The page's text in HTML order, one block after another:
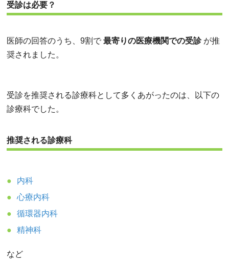
受診は必要？
医師の回答のうち、9割で 最寄りの医療機関での受診 が推
奨されました。
受診を推奨される診療科として多くあがったのは、以下の
診療科でした。
推奨される診療科
内科
心療内科
循環器内科
精神科
など